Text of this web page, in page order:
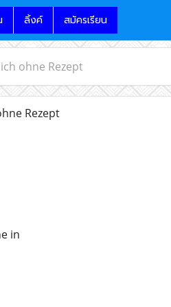
ลิ้งค์ สมัครเรียน
ohne Rezept
Rezept
in